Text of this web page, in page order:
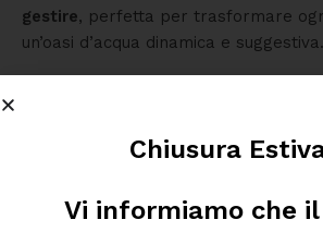
gestire, perfetta per trasformare
un’oasi d’acqua dinamica e suggestiva.
Ti Potrebbe Interessare Anche
Chiusura
Vi informiamo che il